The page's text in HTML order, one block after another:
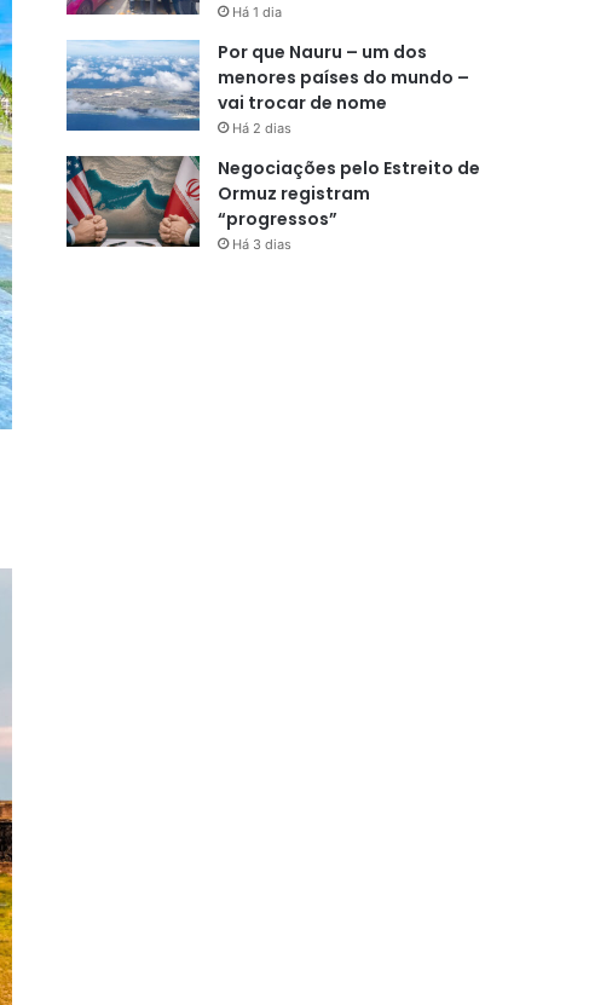
Há 1 dia
Por que Nauru – um dos
menores países do mundo –
vai trocar de nome
Há 2 dias
Negociações pelo Estreito de
Ormuz registram
“progressos”
Há 3 dias